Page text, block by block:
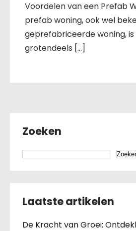
Voordelen van een Prefab
prefab woning, ook wel
geprefabriceerde woning, is
grotendeels […]
Zoeken
Laatste artikelen
De Kracht van Groei: